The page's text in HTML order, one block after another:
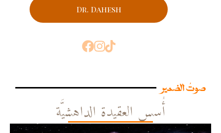
Dr. Dahesh
صوتُ الضمير
أُسس العقيدة الداهشيَّة